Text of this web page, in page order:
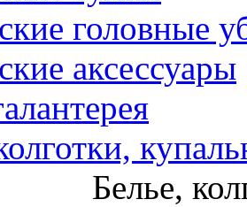
головные
аксессуары
Белье,